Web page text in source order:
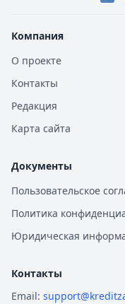
Компания
О проекте
Контакты
Редакция
Карта сайта
Документы
Пользовательское
Политика
Юридическая
Контакты
Email: